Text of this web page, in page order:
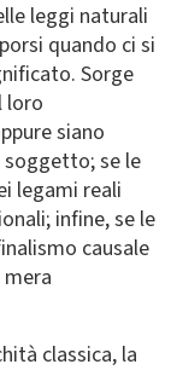
leggi naturali
quando ci si
Sorge
loro
siano
se le
legami reali
infine, se le
causale
classica, la